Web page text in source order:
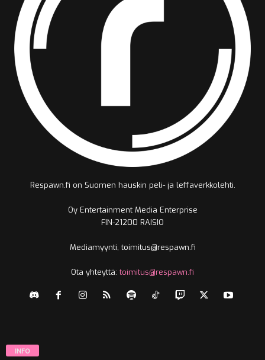
Respawn.fi on Suomen hauskin peli- ja leffaverkkolehti.
Oy Entertainment Media Enterprise
FIN-21200 RAISIO
Mediamyynti, toimitus@respawn.fi
Ota yhteyttä:toimitus@respawn.fi
INFO